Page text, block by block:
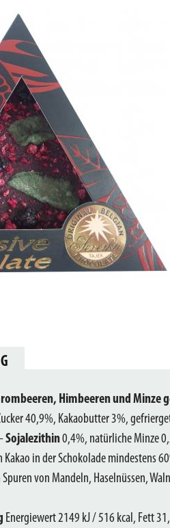
Himbeeren und Minze
40,9%, Kakaobutter 3%,
Sojalezithin0,4%, natürliche Minze
Kakao in der Schokolade mindestens
von Mandeln, Haselnüssen,
Energiewert 2149 kJ / 516 kcal, Fett